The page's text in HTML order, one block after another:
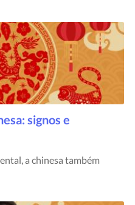
signos e
a chinesa também